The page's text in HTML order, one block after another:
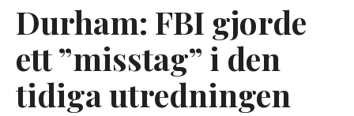
Durham: FBI gjorde
ett ”misstag” i den
tidiga utredningen